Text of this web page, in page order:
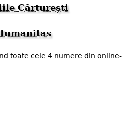
Cărturești
toate cele 4 numere din online-